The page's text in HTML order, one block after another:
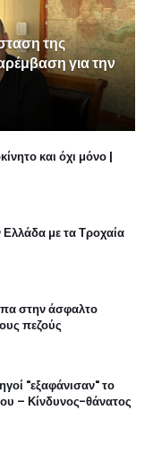
της
για την
και όχι μόνο |
με τα Τροχαία
στην άσφαλτο
πεζούς
"εξαφάνισαν" το
– Κίνδυνος-θάνατος